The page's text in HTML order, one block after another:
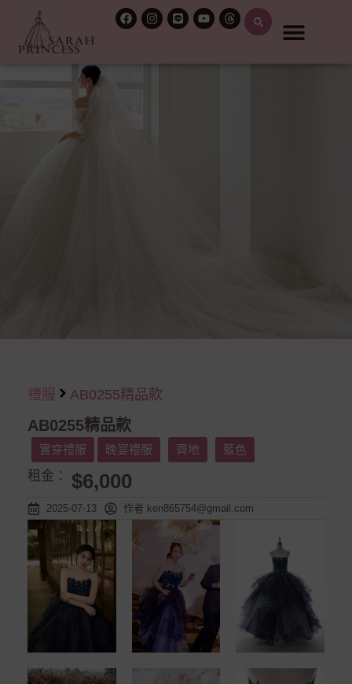
禮服 AB0255精品款
AB0255精品款
實穿禮服 晚宴禮服 齊地 藍色
租金： $6,000
2025-07-13 作者 ken865754@gmail.com